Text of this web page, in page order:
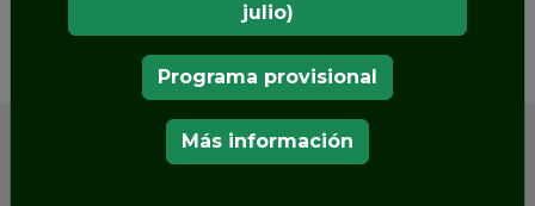
julio)
Programa provisional
Más información